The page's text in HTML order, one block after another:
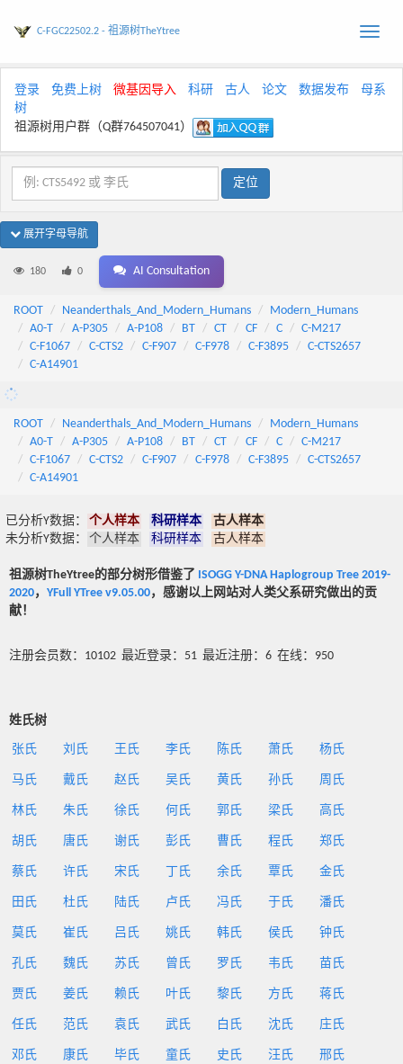
Toggle
C-FGC22502.2 - 祖源树TheYtree
登录 免费上树 微基因导入 科研 古人 论文 数据发布
母系
树
祖源树用户群（Q群764507041）
展开字母导航
180 0 AI Consultation
ROOT Neanderthals_And_Modern_Humans
Modern_Humans
A0-T
A-P305 A-P108 BT CT CF C
C-M217
C-F1067
C-CTS2 C-F907 C-F978 C-F3895
C-CTS2657
C-A14901
ROOT Neanderthals_And_Modern_Humans
Modern_Humans
A0-T
A-P305 A-P108 BT CT CF C
C-M217
C-F1067
C-CTS2 C-F907 C-F978 C-F3895
C-CTS2657
C-A14901
已分析Y数据： 个人样本 科研样本
古人样本
未分析Y数据：
个人样本 科研样本 古人样本
祖源树TheYtree的部分树形借鉴了 ISOGG Y-DNA Haplogroup Tree 2019-
2020， YFull YTree v9.05.00，感谢以上网站对人类父系研究做出的贡
献！
注册会员数：10102 最近登录：51 最近注册：6 在线：950
姓氏树
张氏 刘氏 王氏 李氏 陈氏 萧氏 杨氏
马氏 戴氏 赵氏 吴氏 黄氏 孙氏 周氏
林氏 朱氏 徐氏 何氏 郭氏 梁氏 高氏
胡氏 唐氏 谢氏 彭氏 曹氏 程氏 郑氏
蔡氏 许氏 宋氏 丁氏 余氏 覃氏 金氏
田氏 杜氏 陆氏 卢氏 冯氏 于氏 潘氏
莫氏 崔氏 吕氏 姚氏 韩氏 侯氏 钟氏
孔氏 魏氏 苏氏 曾氏 罗氏 韦氏 苗氏
贾氏 姜氏 赖氏 叶氏 黎氏 方氏 蒋氏
任氏 范氏 袁氏 武氏 白氏 沈氏 庄氏
邓氏 康氏 毕氏 童氏 史氏 汪氏 邢氏